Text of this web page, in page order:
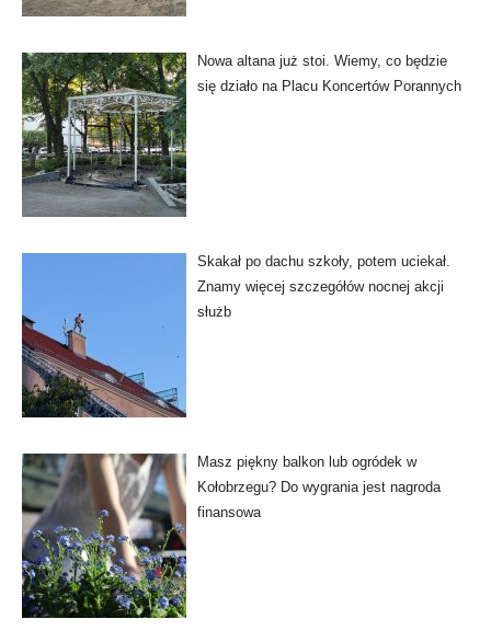
Nowa altana już stoi. Wiemy, co będzie
się działo na Placu Koncertów Porannych
Skakał po dachu szkoły, potem uciekał.
Znamy więcej szczegółów nocnej akcji
służb
Masz piękny balkon lub ogródek w
Kołobrzegu? Do wygrania jest nagroda
finansowa